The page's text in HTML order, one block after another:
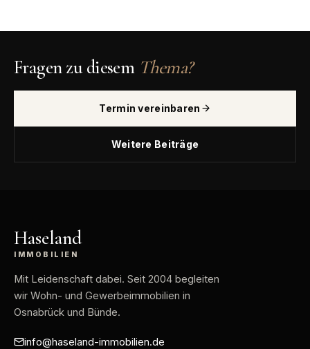
Fragen zu diesem Thema?
Termin vereinbaren
Weitere Beiträge
Haseland
IMMOBILIEN
Mit Leidenschaft dabei. Seit 2004 begleiten
wir Wohn- und Gewerbeimmobilien in
Osnabrück und Bünde.
info@haseland-immobilien.de